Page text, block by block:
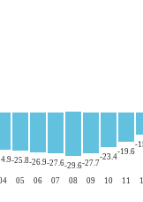
-25.8
05
-26.9
06
-27.6
07
-29.6
08
-27.7
09
-23.4
10
-19.6
11
-